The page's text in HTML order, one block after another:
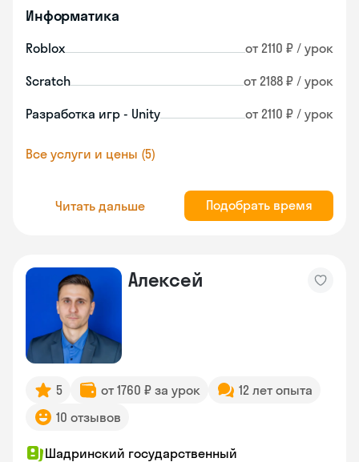
Информатика
Roblox от 2110 ₽ / урок
Scratch от 2188 ₽ / урок
Разработка игр - Unity от 2110 ₽ / урок
Все услуги и цены (5)
Читать дальше Подобрать время
Алексей
5 от 1760 ₽ за урок
12 лет опыта
10 отзывов
Шадринский государственный